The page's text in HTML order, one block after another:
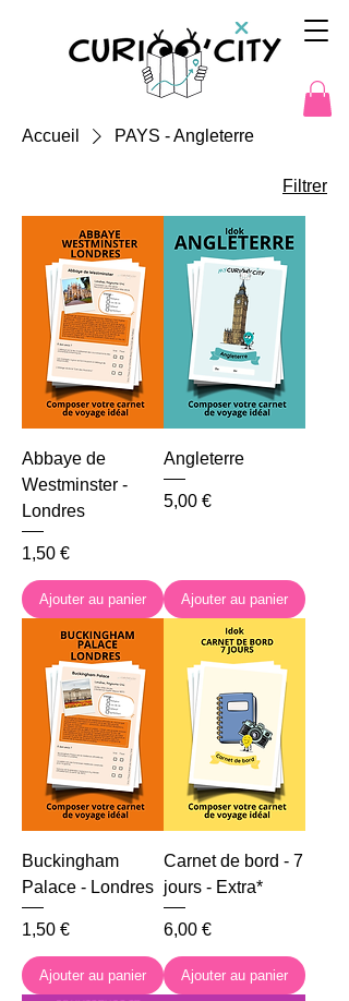
Accueil PAYS - Angleterre
Filtrer
Abbaye de
Westminster -
Londres
Prix
1,50 €
Ajouter au panier
Angleterre
Prix
5,00 €
Ajouter au panier
Buckingham
Palace - Londres
Prix
1,50 €
Ajouter au panier
Carnet de bord - 7
jours - Extra*
Prix
6,00 €
Ajouter au panier